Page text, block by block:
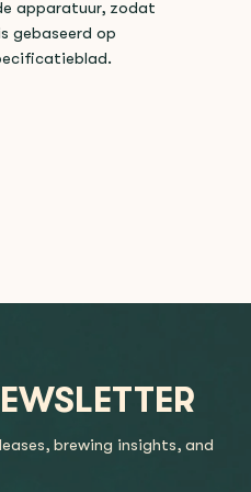
apparatuur, zodat
gebaseerd op
brewing insights, and